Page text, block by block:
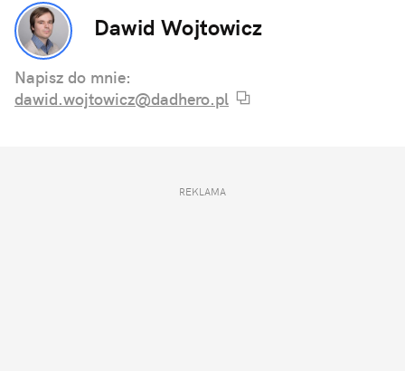
Dawid Wojtowicz
Napisz do mnie:
dawid.wojtowicz@dadhero.pl
REKLAMA